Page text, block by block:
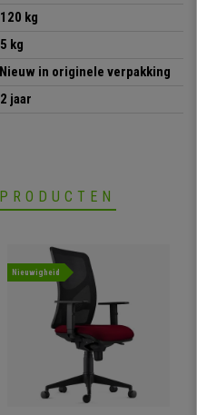
120 kg
5 kg
Nieuw in originele verpakking
2 jaar
PRODUCTEN
Nieuwigheid